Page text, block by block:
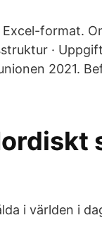
format.
·
2021.
i världen i